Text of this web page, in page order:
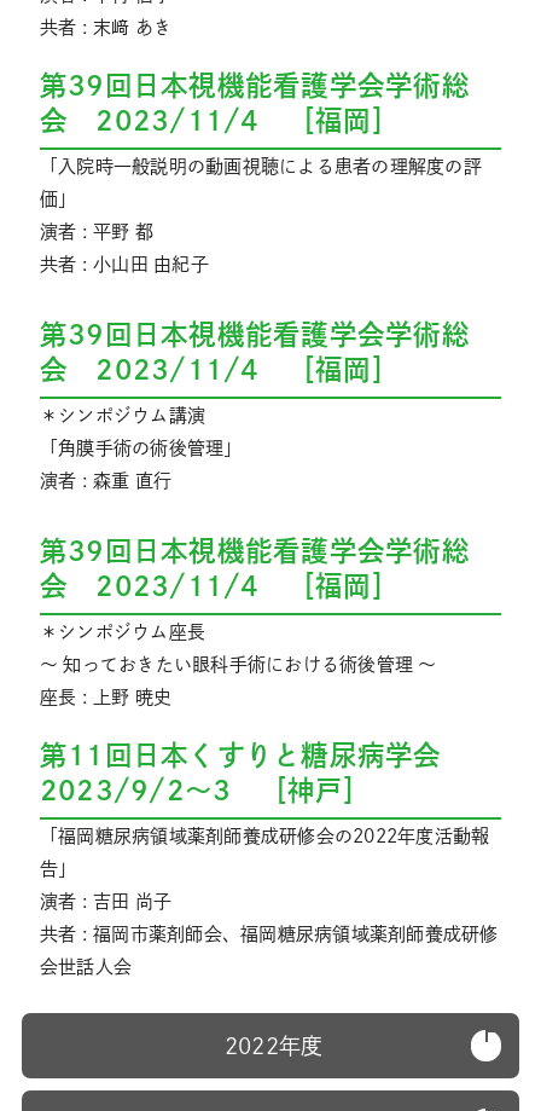
共者 : 末﨑 あき
第39回日本視機能看護学会学術総
会 2023/11/4 ［福岡］
「入院時一般説明の動画視聴による患者の理解度の評
価」
演者 : 平野 都
共者 : 小山田 由紀子
第39回日本視機能看護学会学術総
会 2023/11/4 ［福岡］
＊シンポジウム講演
「角膜手術の術後管理」
演者 : 森重 直行
第39回日本視機能看護学会学術総
会 2023/11/4 ［福岡］
＊シンポジウム座長
～ 知っておきたい眼科手術における術後管理 ～
座長 : 上野 暁史
第11回日本くすりと糖尿病学会
2023/9/2～3 ［神戸］
「福岡糖尿病領域薬剤師養成研修会の2022年度活動報
告」
演者 : 吉田 尚子
共者 : 福岡市薬剤師会、福岡糖尿病領域薬剤師養成研修
会世話人会
2022年度